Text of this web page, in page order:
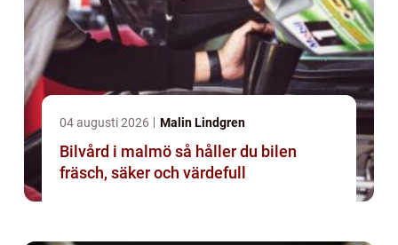
04 augusti 2026 Malin Lindgren
Bilvård i malmö så håller du bilen
fräsch, säker och värdefull